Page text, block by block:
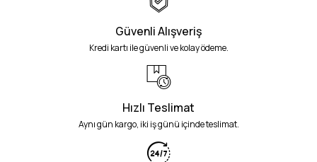
Güvenli Alışveriş
Kredi kartı ile güvenli ve kolay ödeme.
Hızlı Teslimat
Aynı gün kargo, iki iş günü içinde teslimat.